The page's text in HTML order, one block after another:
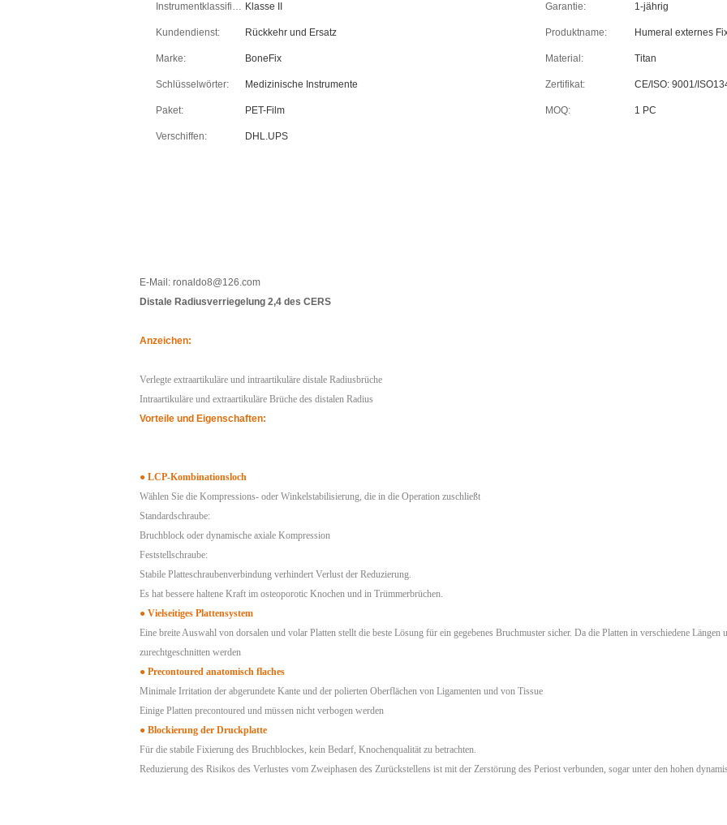
Instrumentklassifikation: Klasse II Garantie: 1-jährig
Kundendienst: Rückkehr und Ersatz Produktname: Humeral externes
Marke: BoneFix Material: Titan
Schlüsselwörter: Medizinische Instrumente Zertifikat: CE/ISO: 9001/
Paket: PET-Film MOQ: 1 PC
Verschiffen: DHL.UPS
E-Mail: ronaldo8@126.com
Distale Radiusverriegelung 2,4 des CERS
Anzeichen:
Verlegte extraartikuläre und intraartikuläre distale Radiusbrüche
Intraartikuläre und extraartikuläre Brüche des distalen Radius
Vorteile und Eigenschaften:
● LCP-Kombinationsloch
Wählen Sie die Kompressions- oder Winkelstabilisierung, die in die Operation zuschließt
Standardschraube:
Bruchblock oder dynamische axiale Kompression
Feststellschraube:
Stabile Platteschraubenverbindung verhindert Verlust der Reduzierung.
Es hat bessere haltene Kraft im osteoporotic Knochen und in Trümmerbrüchen.
● Vielseitiges Plattensystem
Eine breite Auswahl von dorsalen und volar Platten stellt die beste Lösung für ein gegebenes Bruchmuster sicher. Da die Platten in verschiedene
zurechtgeschnitten werden
● Precontoured anatomisch flaches
Minimale Irritation der abgerundete Kante und der polierten Oberflächen von Ligamenten und von Tissue
Einige Platten precontoured und müssen nicht verbogen werden
● Blockierung der Druckplatte
Für die stabile Fixierung des Bruchblockes, kein Bedarf, Knochenqualität zu betrachten.
Reduzierung des Risikos des Verlustes vom Zweiphasen des Zurückstellens ist mit der Zerstörung des Periost verbunden, sogar unter den hohen